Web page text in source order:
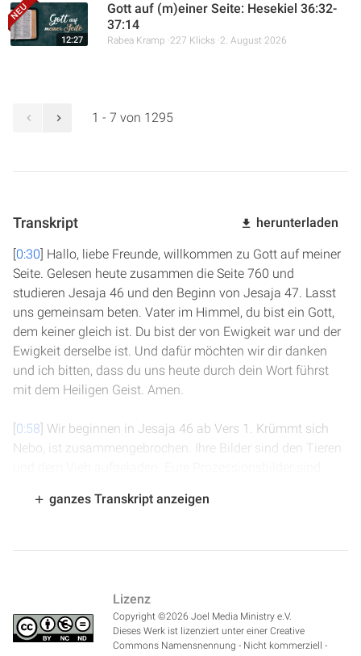
12:27
Gott auf (m)einer Seite: Hesekiel 36:32-
37:14
Rabea Kramp 227 Klicks 2. August 2026
1 - 7 von 1295
Transkript herunterladen
[0:30] Hallo, liebe Freunde, willkommen zu Gott auf meiner
Seite. Gelesen heute zusammen die Seite 760 und
studieren Jesaja 46 und den Beginn von Jesaja 47. Lasst
uns gemeinsam beten. Vater im Himmel, du bist ein Gott,
dem keiner gleich ist. Du bist der von Ewigkeit war und der
Ewigkeit derselbe ist. Und dafür möchten wir dir danken
und ich bitten, dass du uns heute durch dein Wort führst
mit dem Heiligen Geist. Amen.
[0:58] Wir beginnen in Jesaja 46 ab Vers 1. Krümmt sich
Nebo, ist zusammengebrochen. Ihre Bilder sind den Tieren
Erschöpfte. Dieser erste Vers hat es schon in sich. Was
Namen Baal auch in vielen Namen und auch dem Wort
Nebo. Nebo ist der Sohn Marduks und damit ja auch ein
populärer Gott gewesen. Dem Wort Nebo finden wir in
ganzes Transkript anzeigen
Lizenz
Copyright ©2026 Joel Media Ministry e.V.
Dieses Werk ist lizenziert unter einer Creative
Commons Namensnennung - Nicht kommerziell -